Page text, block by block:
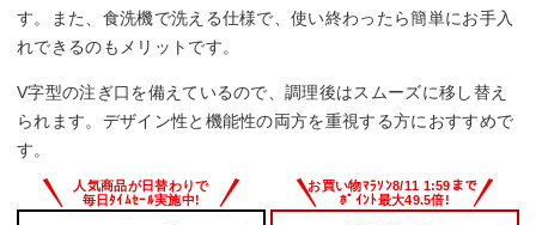
す。また、食洗機で洗える仕様で、使い終わったら簡単にお手入
れできるのもメリットです。
V字型の注ぎ口を備えているので、調理後はスムーズに移し替え
られます。デザイン性と機能性の両方を重視する方におすすめで
す。